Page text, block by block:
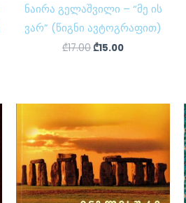
ნაირა გელაშვილი – “მე ის
ვარ” (წიგნი ავტოგრაფით)
₾17.00₾15.00